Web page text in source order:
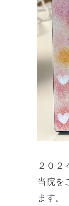
２０２
当院を
ます。